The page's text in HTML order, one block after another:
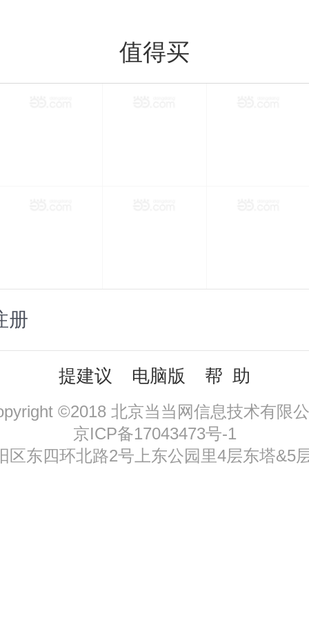
值得买
册
提建议 电脑版 帮 助
©2018 北京当当网信息技术有限
京ICP备17043473号-1
区东四环北路2号上东公园里4层东塔&5